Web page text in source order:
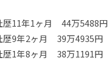
11年1ヶ月 44万5488円
9年2ヶ月 39万4935円
1年8ヶ月 38万1191円